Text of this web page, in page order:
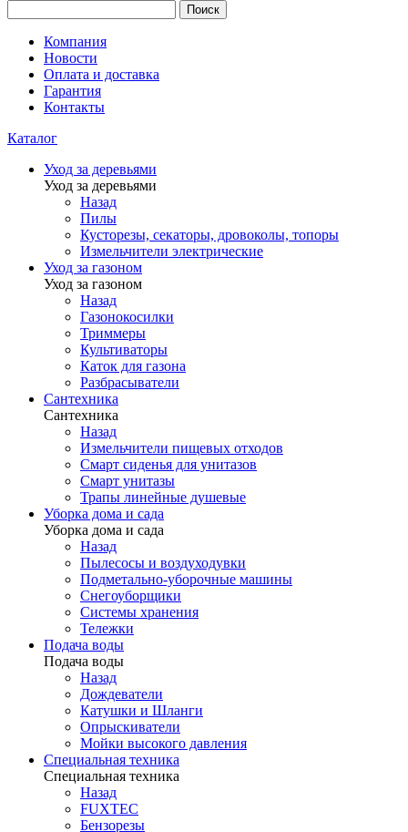
Поиск
Компания
Новости
Оплата и доставка
Гарантия
Контакты
Каталог
Уход за деревьями
Уход за деревьями
Назад
Пилы
Кусторезы, секаторы, дровоколы, топоры
Измельчители электрические
Уход за газоном
Уход за газоном
Назад
Газонокосилки
Триммеры
Культиваторы
Каток для газона
Разбрасыватели
Сантехника
Сантехника
Назад
Измельчители пищевых отходов
Смарт сиденья для унитазов
Смарт унитазы
Трапы линейные душевые
Уборка дома и сада
Уборка дома и сада
Назад
Пылесосы и воздуходувки
Подметально-уборочные машины
Снегоуборщики
Системы хранения
Тележки
Подача воды
Подача воды
Назад
Дождеватели
Катушки и Шланги
Опрыскиватели
Мойки высокого давления
Специальная техника
Специальная техника
Назад
FUXTEC
Бензорезы